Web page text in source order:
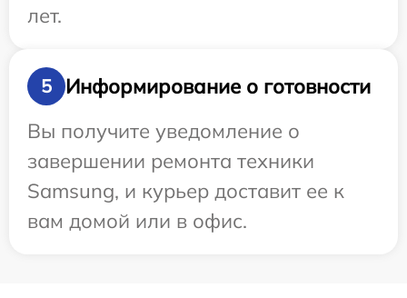
лет.
5
Информирование о готовности
Вы получите уведомление о
завершении ремонта техники
Samsung, и курьер доставит ее к
вам домой или в офис.